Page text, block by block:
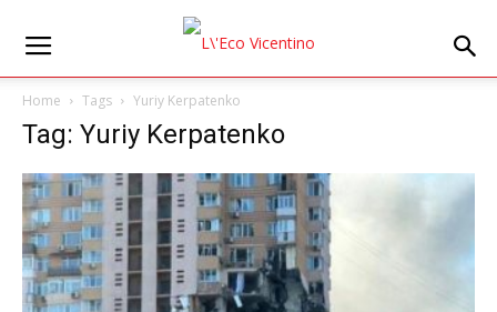
Home Tags Yuriy Kerpatenko
Tag: Yuriy Kerpatenko